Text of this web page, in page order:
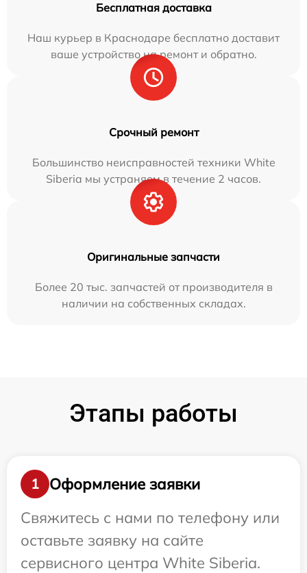
Бесплатная доставка
Наш курьер в Краснодаре бесплатно доставит
ваше устройство на ремонт и обратно.
Срочный ремонт
Большинство неисправностей техники White
Siberia мы устраняем в течение 2 часов.
Оригинальные запчасти
Более 20 тыс. запчастей от производителя в
наличии на собственных складах.
Этапы работы
1
Оформление заявки
Свяжитесь с нами по телефону или
оставьте заявку на сайте
сервисного центра White Siberia.